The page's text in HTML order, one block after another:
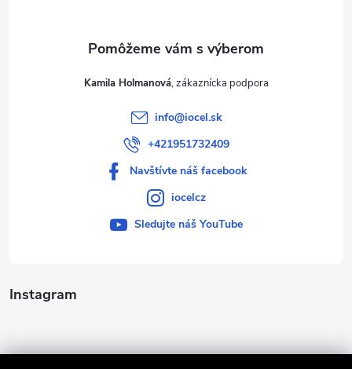
Instagram
Kamila Holmanová
info@iocel.sk
+421951732409
Navštívte náš facebook
iocelcz
Sledujte náš YouTube